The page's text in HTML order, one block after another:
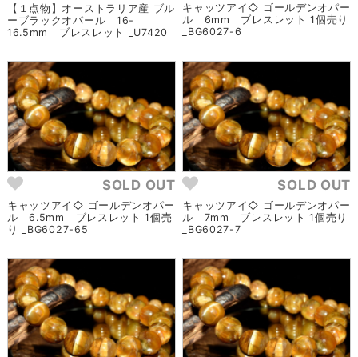
【１点物】オーストラリア産 ブル
ーブラックオパール 16-
16.5mm ブレスレット _U7420
キャッツアイ◇ ゴールデンオパー
ル 6mm ブレスレット 1個売り
_BG6027-6
SOLD OUT
キャッツアイ◇ ゴールデンオパー
ル 6.5mm ブレスレット 1個売
り _BG6027-65
SOLD OUT
キャッツアイ◇ ゴールデンオパー
ル 7mm ブレスレット 1個売り
_BG6027-7